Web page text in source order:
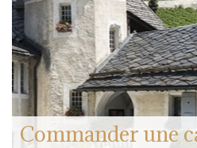
Commander une